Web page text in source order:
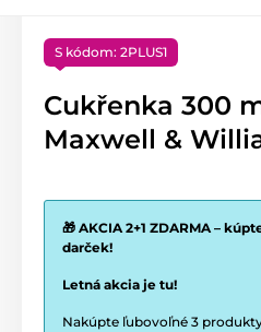
S kódom: 2PLUS1
Cukřenka 300
Maxwell &
🎁 AKCIA 2+1 ZDARMA –
darček!
Letná akcia je tu!
Nakúpte ľubovoľné 3